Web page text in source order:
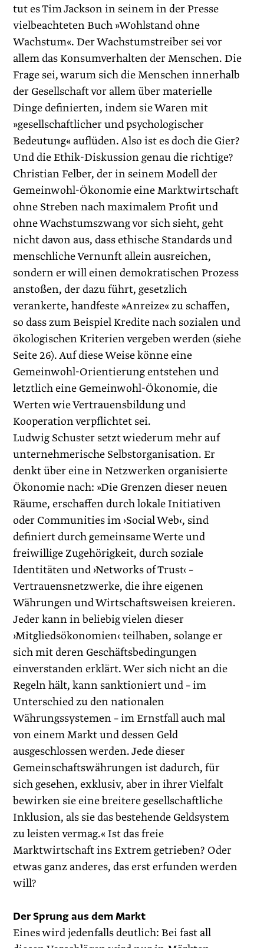
tut es Tim Jackson in seinem in der Presse
vielbeachteten Buch »Wohlstand ohne
Wachstum«. Der Wachstumstreiber sei vor
allem das Konsumverhalten der Menschen. Die
Frage sei, warum sich die Menschen innerhalb
der Gesellschaft vor allem über materielle
Dinge definierten, indem sie Waren mit
»gesellschaftlicher und psychologischer
Bedeutung« auflüden. Also ist es doch die Gier?
Und die Ethik-Diskussion genau die richtige?
Christian Felber, der in seinem Modell der
Gemeinwohl-Ökonomie eine Marktwirtschaft
ohne Streben nach maximalem Profit und
ohne Wachstumszwang vor sich sieht, geht
nicht davon aus, dass ethische Standards und
menschliche Vernunft allein ausreichen,
sondern er will einen demokratischen Prozess
anstoßen, der dazu führt, gesetzlich
verankerte, handfeste »Anreize« zu schaffen,
so dass zum Beispiel Kredite nach sozialen und
ökologischen Kriterien vergeben werden (siehe
Seite 26). Auf diese Weise könne eine
Gemeinwohl-Orientierung entstehen und
letztlich eine Gemeinwohl-Ökonomie, die
Werten wie Vertrauensbildung und
Kooperation verpflichtet sei.
Ludwig Schuster setzt wiederum mehr auf
unternehmerische Selbstorganisation. Er
denkt über eine in Netzwerken organisierte
Ökonomie nach: »Die Grenzen dieser neuen
Räume, erschaffen durch lokale Initiativen
oder Communities im ›Social Web‹, sind
definiert durch gemeinsame Werte und
freiwillige Zugehörigkeit, durch soziale
Identitäten und ›Networks of Trust‹ –
Vertrauensnetzwerke, die ihre eigenen
Währungen und Wirtschaftsweisen kreieren.
Jeder kann in beliebig vielen dieser
›Mitgliedsökonomien‹ teilhaben, solange er
sich mit deren Geschäftsbedingungen
einverstanden erklärt. Wer sich nicht an die
Regeln hält, kann sanktioniert und – im
Unterschied zu den natio­nalen
Währungssystemen – im Ernstfall auch mal
von einem Markt und dessen Geld
ausgeschlossen werden. Jede dieser
Gemeinschaftswährungen ist dadurch, für
sich gesehen, exklusiv, aber in ihrer Vielfalt
bewirken sie eine breitere gesellschaftliche
Inklusion, als sie das bestehende Geldsystem
zu leisten vermag.« Ist das freie
Marktwirtschaft ins Extrem getrieben? Oder
etwas ganz anderes, das erst erfunden werden
will?
Der Sprung aus dem Markt
Eines wird jedenfalls deutlich: Bei fast all